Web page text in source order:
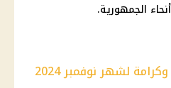
لشهر نوفمبر 2024